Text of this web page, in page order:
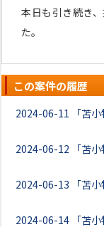
本日も引き続き
た。
この案件の履歴
2024-06-11 「苫
2024-06-12 「苫
2024-06-13 「苫
2024-06-14 「苫